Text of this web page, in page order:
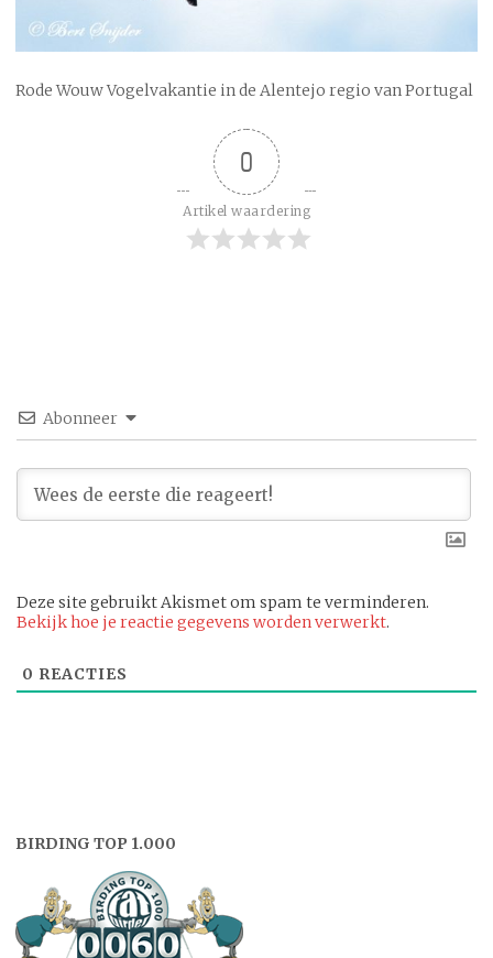
Rode Wouw Vogelvakantie in de Alentejo regio van Portugal
0
Artikel waardering
Abonneer
Deze site gebruikt Akismet om spam te verminderen.
Bekijk hoe je reactie gegevens worden verwerkt.
0 REACTIES
BIRDING TOP 1.000